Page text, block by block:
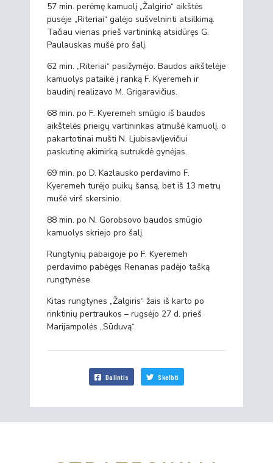
57 min. perėmę kamuolį „Žalgirio“ aikštės
pusėje „Riteriai“ galėjo sušvelninti atsilkimą.
Tačiau vienas prieš vartininką atsidūręs G.
Paulauskas mušė pro šalį.
62 min. „Riteriai“ pasižymėjo. Baudos aikštelėje
kamuolys pataikė į ranką F. Kyeremeh ir
baudinį realizavo M. Grigaravičius.
68 min. po F. Kyeremeh smūgio iš baudos
aikštelės prieigų vartininkas atmušė kamuolį, o
pakartotinai mušti N. Ljubisavljevičiui
paskutinę akimirką sutrukdė gynėjas.
69 min. po D. Kazlausko perdavimo F.
Kyeremeh turėjo puikų šansą, bet iš 13 metrų
mušė virš skersinio.
88 min. po N. Gorobsovo baudos smūgio
kamuolys skriejo pro šalį.
Rungtynių pabaigoje po F. Kyeremeh
perdavimo pabėgęs Renanas padėjo tašką
rungtynėse.
Kitas rungtynes „Žalgiris“ žais iš karto po
rinktinių pertraukos – rugsėjo 27 d. prieš
Marijampolės „Sūduvą“.
Dalintis Skelbti